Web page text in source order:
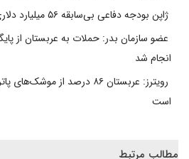
ژاپن بودجه دفاعی بی‌سابقه ۵۶ میلیارد دلاری را در نظر دارد
عضو سازمان بدر: حملات به عربستان از
انجام شد
رویترز: عربستان ۸۶ درصد از
است
مطالب مرتبط